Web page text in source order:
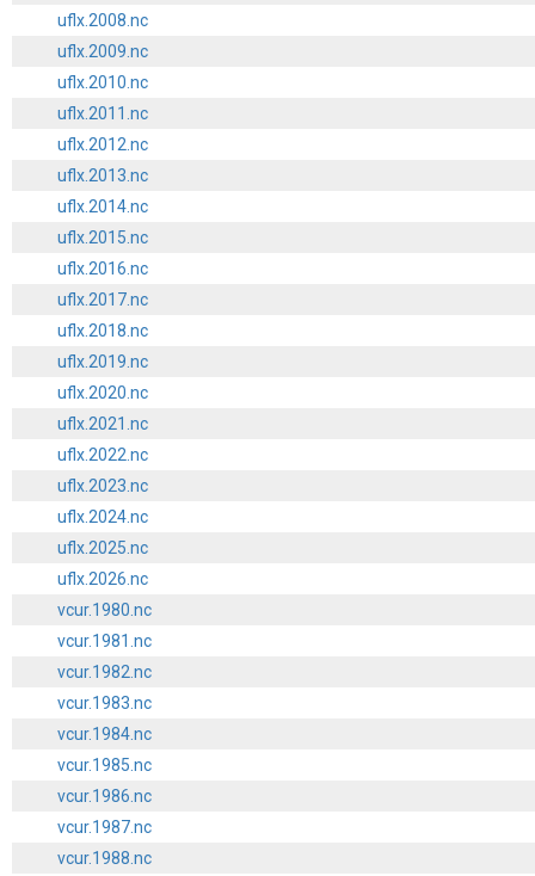
uflx.2008.nc
uflx.2009.nc
uflx.2010.nc
uflx.2011.nc
uflx.2012.nc
uflx.2013.nc
uflx.2014.nc
uflx.2015.nc
uflx.2016.nc
uflx.2017.nc
uflx.2018.nc
uflx.2019.nc
uflx.2020.nc
uflx.2021.nc
uflx.2022.nc
uflx.2023.nc
uflx.2024.nc
uflx.2025.nc
uflx.2026.nc
vcur.1980.nc
vcur.1981.nc
vcur.1982.nc
vcur.1983.nc
vcur.1984.nc
vcur.1985.nc
vcur.1986.nc
vcur.1987.nc
vcur.1988.nc